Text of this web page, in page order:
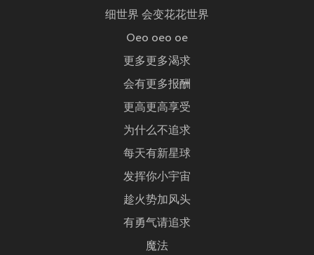
细世界 会变花花世界
Oeo oeo oe
更多更多渴求
会有更多报酬
更高更高享受
为什么不追求
每天有新星球
发挥你小宇宙
趁火势加风头
有勇气请追求
魔法